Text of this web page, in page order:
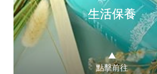
生活保養
▲
點擊前往